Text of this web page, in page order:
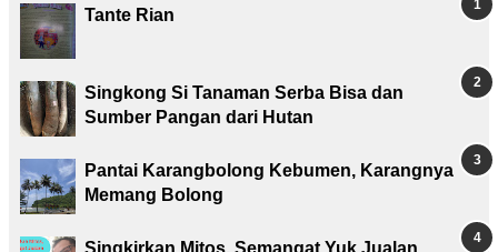
Tante Rian
Singkong Si Tanaman Serba Bisa dan
Sumber Pangan dari Hutan
Pantai Karangbolong Kebumen, Karangnya
Memang Bolong
Singkirkan Mitos, Semangat Yuk Jualan